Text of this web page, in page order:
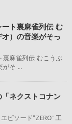
ト裏麻雀列伝 む
）の音楽がそっ
裏麻雀列伝 むこうぶ
がそ ...
ネクストコナン
ピソード“ZERO” 工